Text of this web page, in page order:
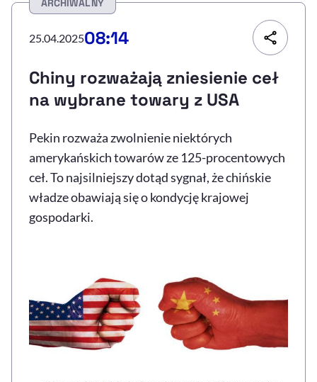
Sprawdź, jak i dlaczego zwiększamy dostępność , otwiera się w nowym
ARCHIWALNY
25.04.202508:14
Chiny rozważają zniesienie ceł
na wybrane towary z USA
Pekin rozważa zwolnienie niektórych
amerykańskich towarów ze 125-procentowych
ceł. To najsilniejszy dotąd sygnał, że chińskie
władze obawiają się o kondycję krajowej
gospodarki.